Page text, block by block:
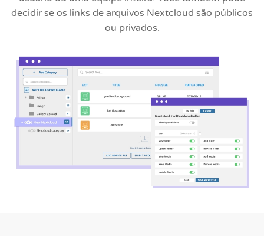
decidir se os links de arquivos Nextcloud são públicos
ou privados.